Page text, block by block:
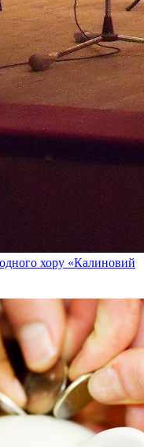
хору «Калиновий